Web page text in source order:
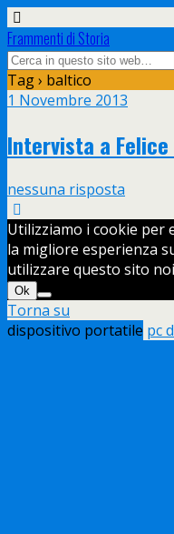
Frammenti di Storia
Tag › baltico
1 Novembre 2013
Intervista a
nessuna risposta
Utilizziamo i cookie per
la migliore esperienza
utilizzare questo sito
Ok
Torna su
dispositivo portatile pc